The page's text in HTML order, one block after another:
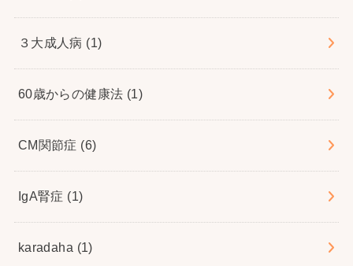
３大成人病 (1)
60歳からの健康法 (1)
CM関節症 (6)
IgA腎症 (1)
karadaha (1)